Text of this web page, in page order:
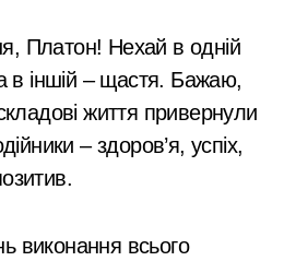
в іншій – щастя. Бажаю,
життя привернули
– здоров’я, успіх,